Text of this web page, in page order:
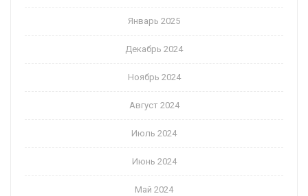
Январь 2025
Декабрь 2024
Ноябрь 2024
Август 2024
Июль 2024
Июнь 2024
Май 2024